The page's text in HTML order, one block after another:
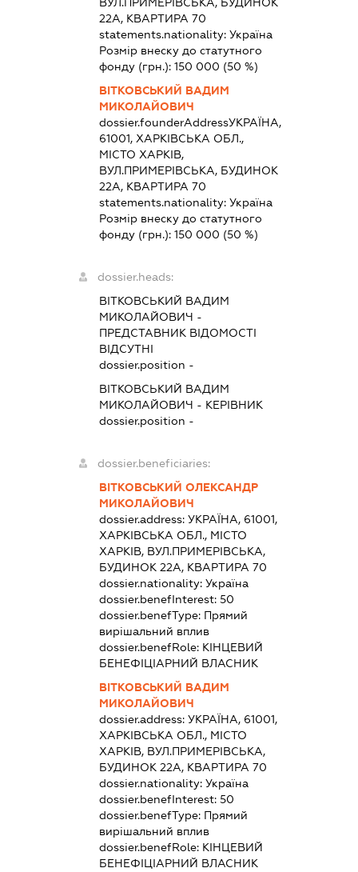
22А, КВАРТИРА 70
statements.nationality: Україна
Розмір внеску до статутного
фонду (грн.): 150 000 (50 %)
ВІТКОВСЬКИЙ ВАДИМ
МИКОЛАЙОВИЧ
dossier.founderAddressУКРАЇНА,
61001, ХАРКІВСЬКА ОБЛ.,
МІСТО ХАРКІВ,
ВУЛ.ПРИМЕРІВСЬКА, БУДИНОК
22А, КВАРТИРА 70
statements.nationality: Україна
Розмір внеску до статутного
фонду (грн.): 150 000 (50 %)
dossier.heads:
ВІТКОВСЬКИЙ ВАДИМ
МИКОЛАЙОВИЧ -
ПРЕДСТАВНИК ВІДОМОСТІ
ВІДСУТНІ
dossier.position -
ВІТКОВСЬКИЙ ВАДИМ
МИКОЛАЙОВИЧ - КЕРІВНИК
dossier.position -
dossier.beneficiaries:
ВІТКОВСЬКИЙ ОЛЕКСАНДР
МИКОЛАЙОВИЧ
dossier.address: УКРАЇНА, 61001,
ХАРКІВСЬКА ОБЛ., МІСТО
ХАРКІВ, ВУЛ.ПРИМЕРІВСЬКА,
БУДИНОК 22А, КВАРТИРА 70
dossier.nationality: Україна
dossier.benefInterest: 50
dossier.benefType: Прямий
вирішальний вплив
dossier.benefRole: КІНЦЕВИЙ
БЕНЕФІЦІАРНИЙ ВЛАСНИК
ВІТКОВСЬКИЙ ВАДИМ
МИКОЛАЙОВИЧ
dossier.address: УКРАЇНА, 61001,
ХАРКІВСЬКА ОБЛ., МІСТО
ХАРКІВ, ВУЛ.ПРИМЕРІВСЬКА,
БУДИНОК 22А, КВАРТИРА 70
dossier.nationality: Україна
dossier.benefInterest: 50
dossier.benefType: Прямий
вирішальний вплив
dossier.benefRole: КІНЦЕВИЙ
БЕНЕФІЦІАРНИЙ ВЛАСНИК